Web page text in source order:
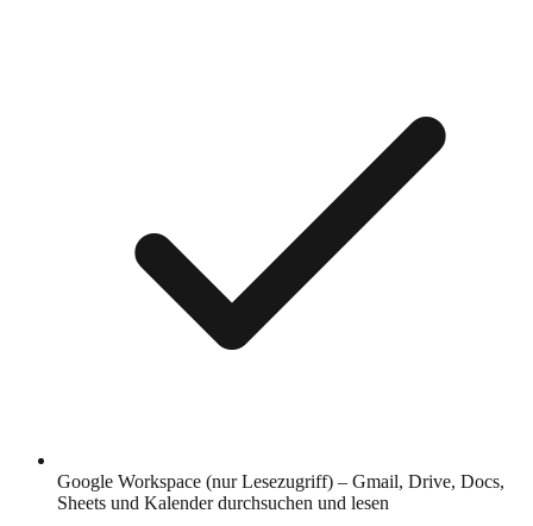
Google Workspace (nur Lesezugriff) – Gmail, Drive, Docs,
Sheets und Kalender durchsuchen und lesen